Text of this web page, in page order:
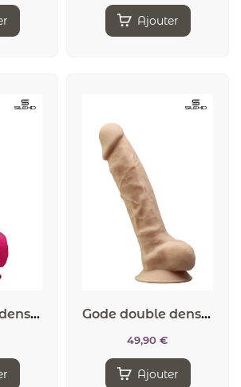
Ajouter
Gode double densité rose 21,5 cm – Modèle 4 Gode double densité chair 23 cm – Modèle 1
49,90 €
Ajouter